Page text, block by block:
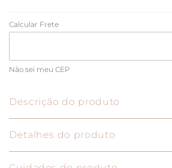
Não sei meu CEP
Descrição do produto
Detalhes do produto